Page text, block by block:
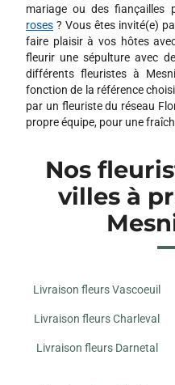
mariage ou des fiançailles
roses ? Vous êtes invité(e)
faire plaisir à vos hôtes
fleurir une sépulture avec
différents fleuristes à
fonction de la référence
par un fleuriste du réseau
propre équipe, pour une
Nos
villes à
Livraison fleurs Vascoeuil
Livraison fleurs Charleval
Livraison fleurs Darnetal